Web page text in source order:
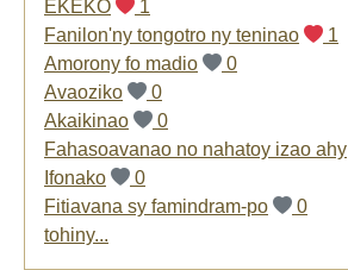
EKEKO
1
Fanilon'ny tongotro ny teninao
1
Amorony fo madio
0
Avaoziko
0
Akaikinao
0
Fahasoavanao no nahatoy izao ahy
Ifonako
0
Fitiavana sy famindram-po
0
tohiny...